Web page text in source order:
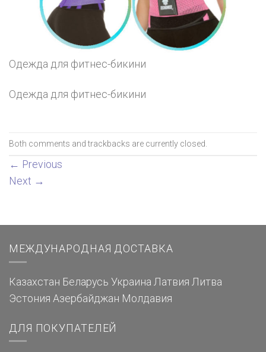
Одежда для фитнес-бикини
Одежда для фитнес-бикини
Both comments and trackbacks are currently closed.
← Previous
Next →
МЕЖДУНАРОДНАЯ ДОСТАВКА
Казахстан Беларусь Украина Латвия Литва
Эстония Азербайджан Молдавия
ДЛЯ ПОКУПАТЕЛЕЙ